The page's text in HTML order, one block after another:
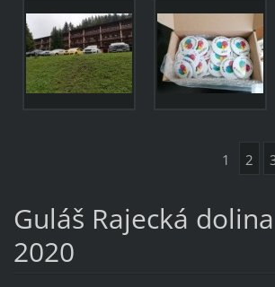
1 2
Guláš Rajecká
2020